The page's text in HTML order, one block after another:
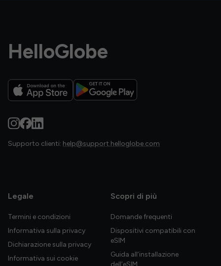
HelloGlobe
Supporto clienti: help@support.helloglobe.com
Legale
Termini e condizioni
Informativa sulla privacy
Dichiarazione sulla privacy
Informativa sui cookie
Scopri di più
Domande frequenti
Dispositivi compatibili con
eSIM
Guida all’installazione
dell’eSIM